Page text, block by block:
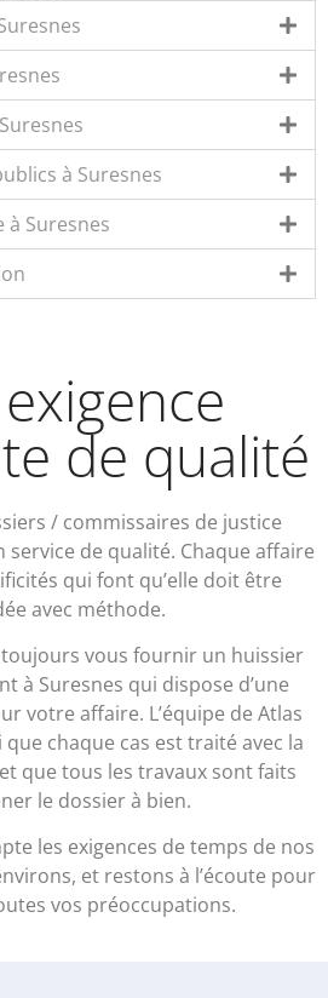
à Suresnes
à Suresnes
de qualité
/ commissaires de justice
service de qualité. Chaque affaire
qui font qu’elle doit être
avec méthode.
vous fournir un huissier
à Suresnes qui dispose d’une
votre affaire. L’équipe de Atlas
que chaque cas est traité avec la
que tous les travaux sont faits
le dossier à bien.
les exigences de temps de nos
et restons à l’écoute pour
vos préoccupations.